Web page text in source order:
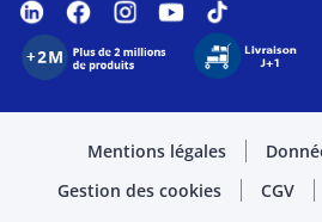
Mentions légales
Gestion des cookies
CGV